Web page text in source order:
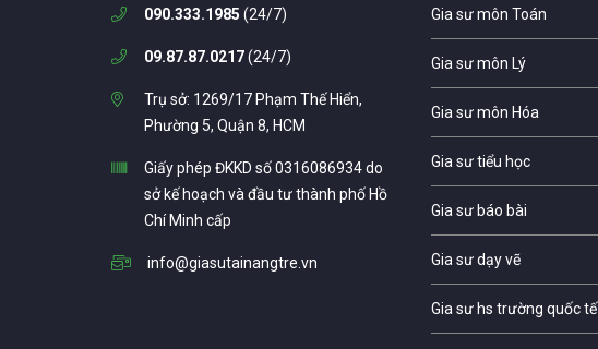
090.333.1985 (24/7)
09.87.87.0217(24/7)
Trụ sở: 1269/17 Phạm Thế Hiển,
Phường 5, Quận 8, HCM
Giấy phép ĐKKD số 0316086934 do
sở kế hoạch và đầu tư thành phố Hồ
Chí Minh cấp
info@giasutainangtre.vn
Gia sư môn Toán
Gia sư môn Lý
Gia sư môn Hóa
Gia sư tiểu học
Gia sư báo bài
Gia sư dạy vẽ
Gia sư hs trường quốc tế